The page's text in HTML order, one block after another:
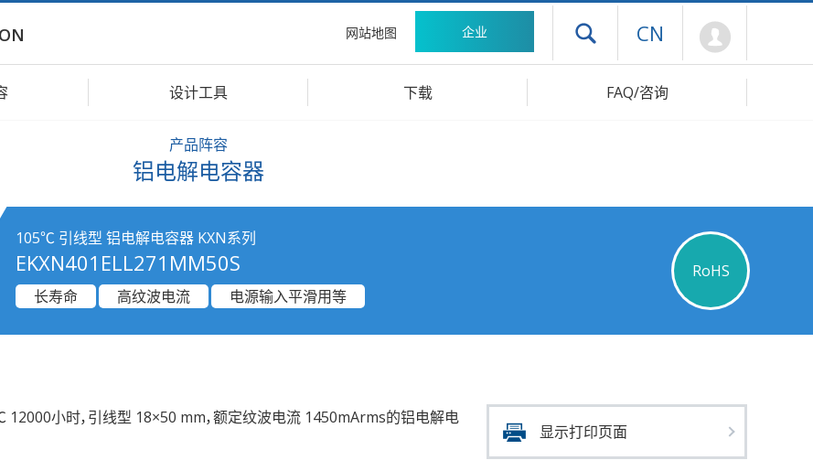
网站地图 企业 打开抽屉菜单
CN
设计工具 下载 FAQ/咨询
产品阵容
铝电解电容器
105℃ 引线型 铝电解电容器 KXN系列
EKXN401ELL271MM50S
RoHS
长寿命
高纹波电流 电源输入平滑用等
小时，引线型 18×50 mm，额定纹波电流 1450mArms的铝电解电
显示打印页面